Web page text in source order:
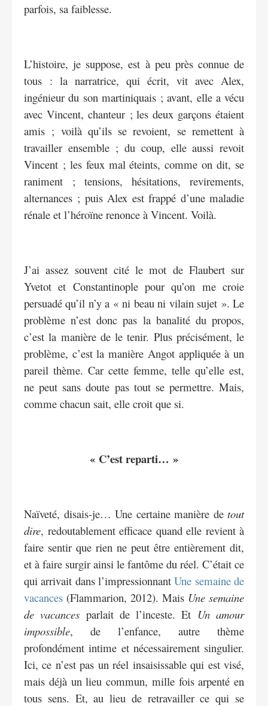
parfois, sa faiblesse.
L’histoire, je suppose, est à peu près connue de
tous : la narratrice, qui écrit, vit avec Alex,
ingénieur du son martiniquais ; avant, elle a vécu
avec Vincent, chanteur ; les deux garçons étaient
amis ; voilà qu’ils se revoient, se remettent à
travailler ensemble ; du coup, elle aussi revoit
Vincent ; les feux mal éteints, comme on dit, se
raniment ; tensions, hésitations, revirements,
alternances ; puis Alex est frappé d’une maladie
rénale et l’héroïne renonce à Vincent. Voilà.
J’ai assez souvent cité le mot de Flaubert sur
Yvetot et Constantinople pour qu’on me croie
persuadé qu’il n’y a « ni beau ni vilain sujet ». Le
problème n’est donc pas la banalité du propos,
c’est la manière de le tenir. Plus précisément, le
problème, c’est la manière Angot appliquée à un
pareil thème. Car cette femme, telle qu’elle est,
ne peut sans doute pas tout se permettre. Mais,
comme chacun sait, elle croit que si.
« C’est reparti… »
Naïveté, disais-je… Une certaine manière de tout
dire, redoutablement efficace quand elle revient à
faire sentir que rien ne peut être entièrement dit,
et à faire surgir ainsi le fantôme du réel. C’était ce
qui arrivait dans l’impressionnantUne semaine de
vacances (Flammarion, 2012). Mais Une semaine
de vacances parlait de l’inceste. Et Un amour
impossible, de l’enfance, autre thème
profondément intime et nécessairement singulier.
Ici, ce n’est pas un réel insaisissable qui est visé,
mais déjà un lieu commun, mille fois arpenté en
tous sens. Et, au lieu de retravailler ce qui se